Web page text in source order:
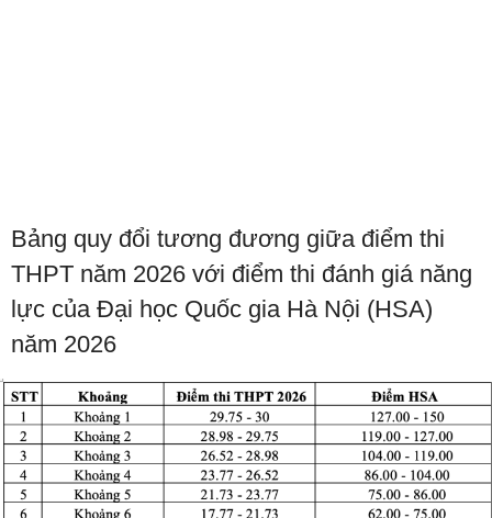
Bảng quy đổi tương đương giữa điểm thi
THPT năm 2026 với điểm thi đánh giá năng
lực của Đại học Quốc gia Hà Nội (HSA)
năm 2026